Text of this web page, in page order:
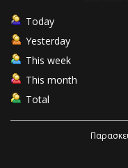
Today
Yesterday
This week
This month
Total